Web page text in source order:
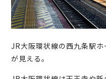
JR大阪環状線の西九条駅
が見える。